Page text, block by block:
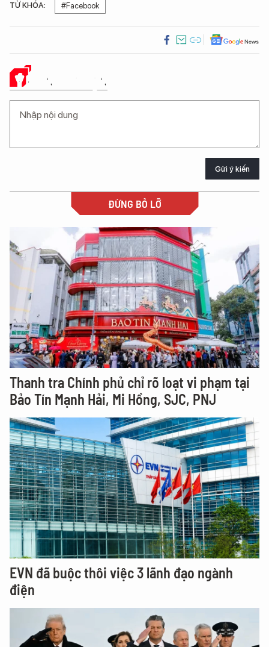
TỪ KHÓA: #Facebook
Ý KIẾN CỦA BẠN
Gửi ý kiến
ĐỪNG BỎ LỠ
Thanh tra Chính phủ chỉ rõ loạt vi phạm tại
Bảo Tín Mạnh Hải, Mi Hồng, SJC, PNJ
EVN đã buộc thôi việc 3 lãnh đạo ngành
điện